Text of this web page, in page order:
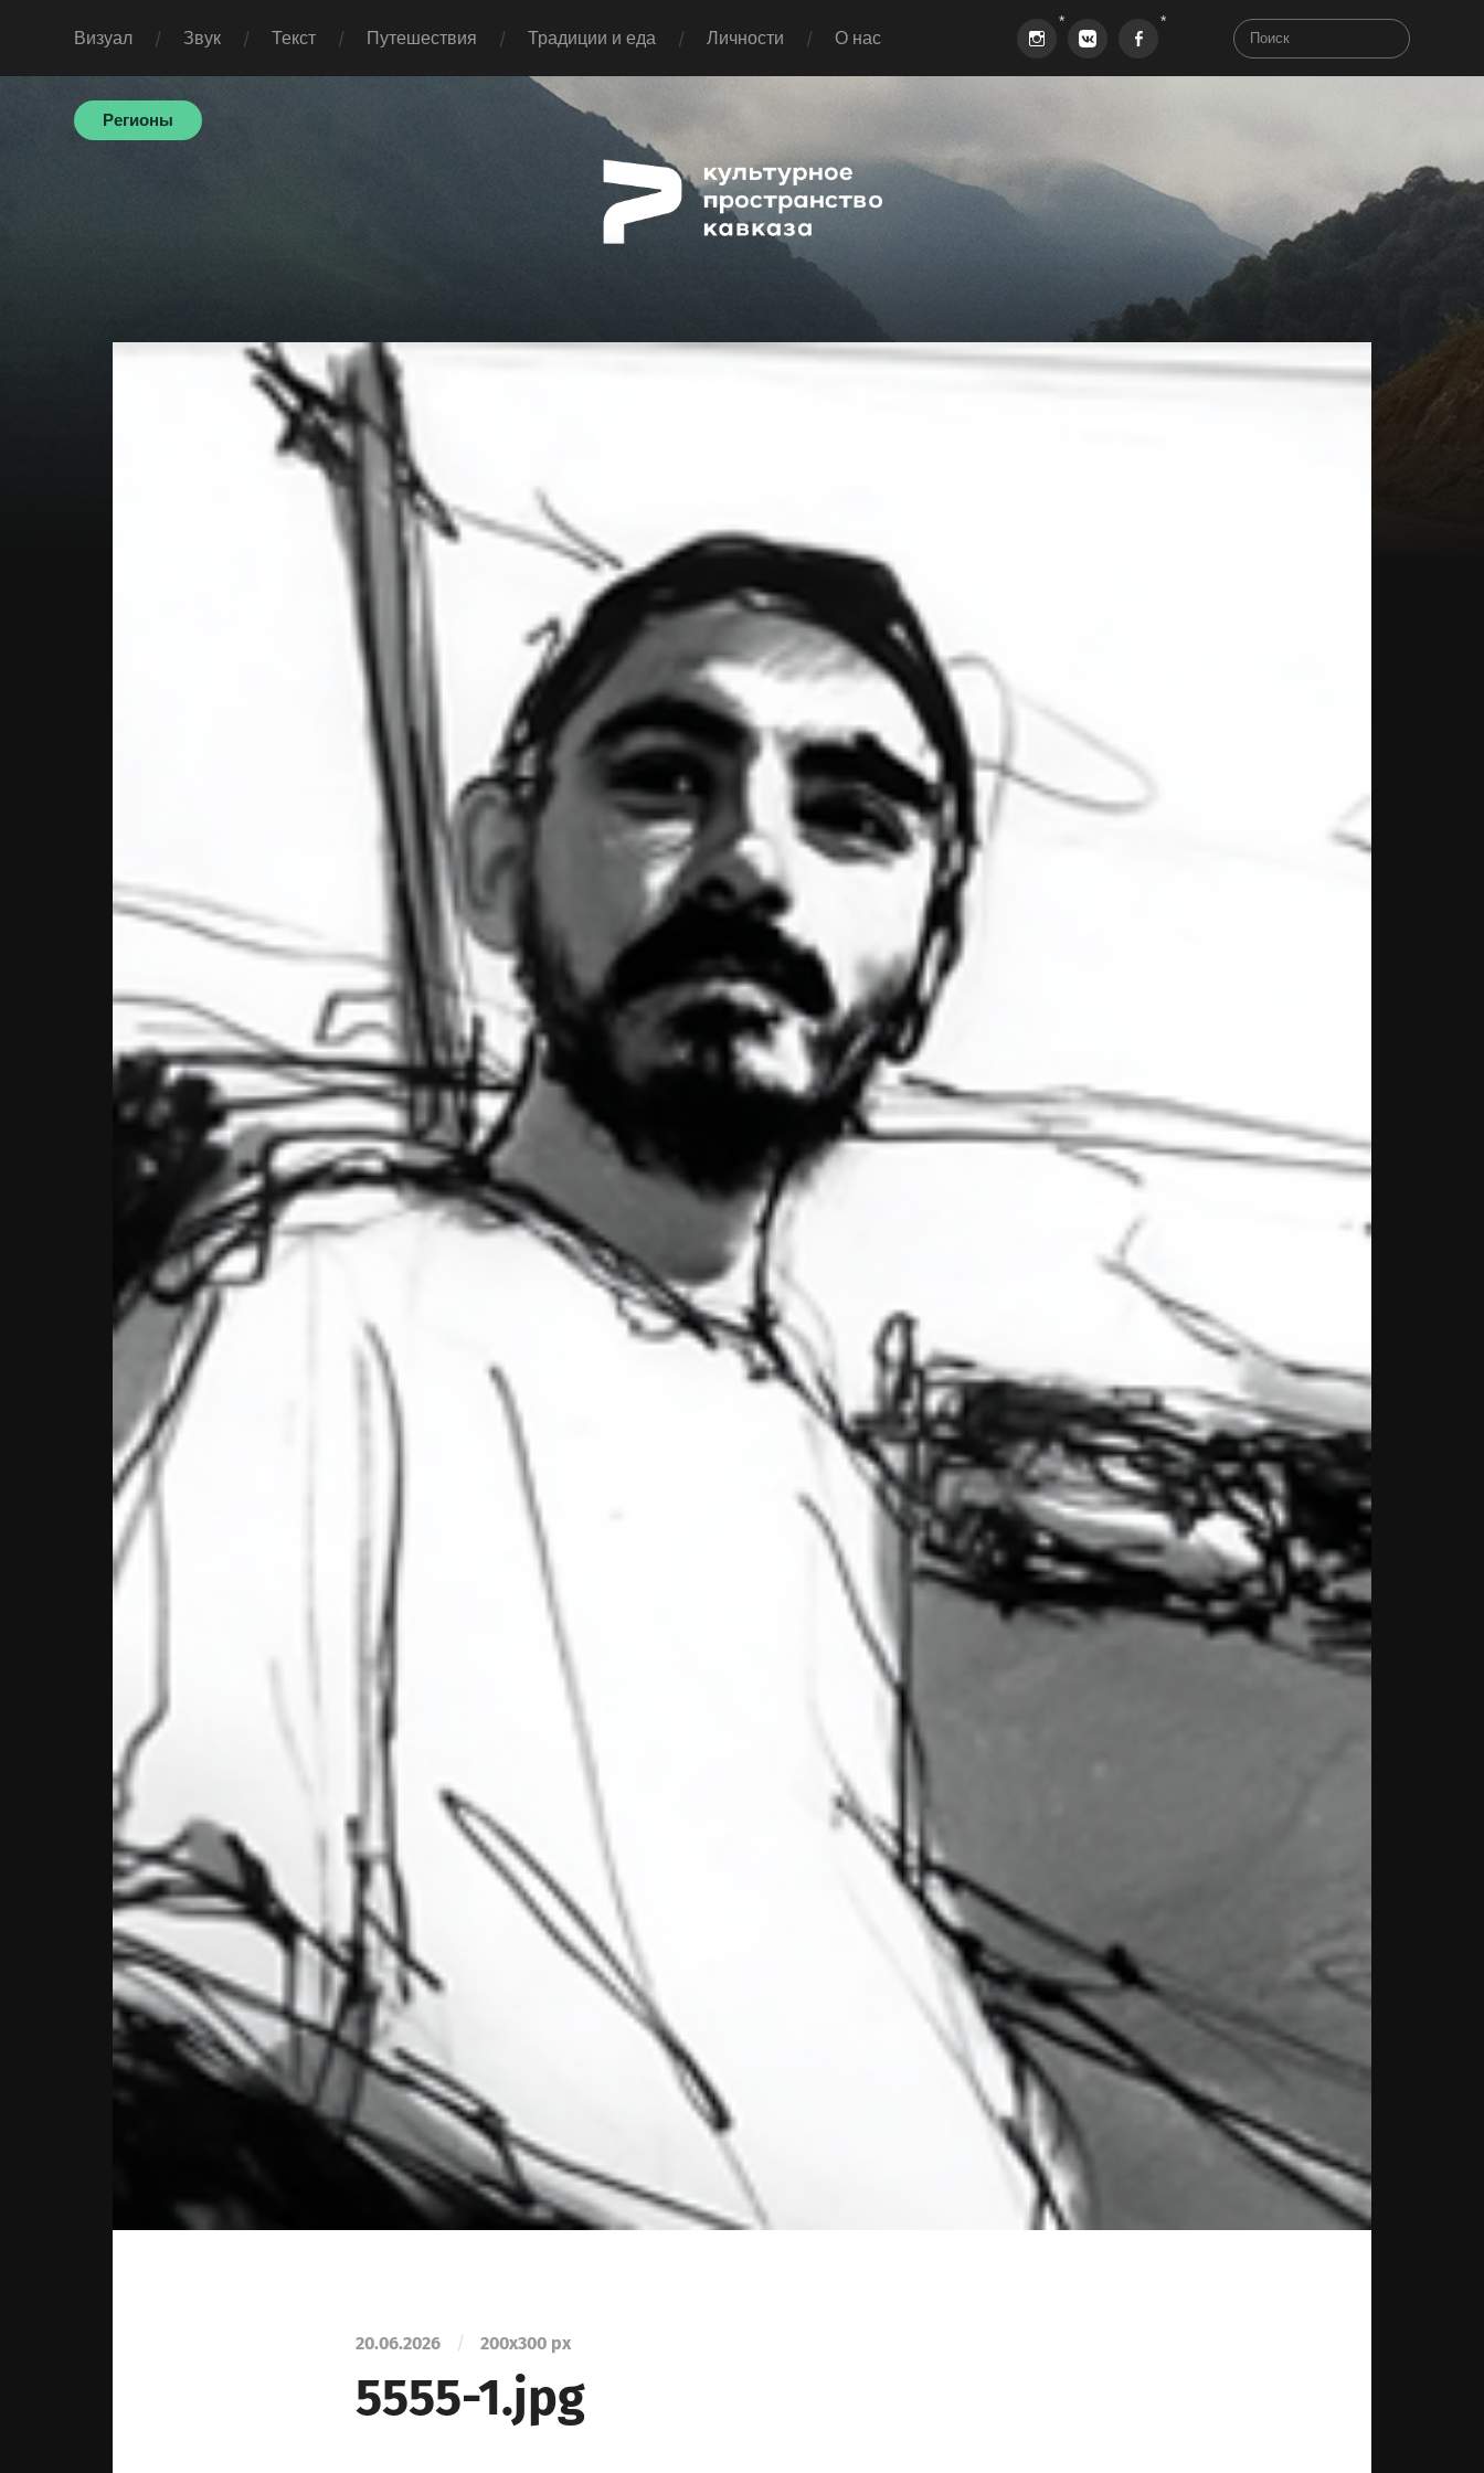
Визуал Звук Текст Путешествия
Регионы
Традиции и еда Личности О нас Instagram
VK Facebook
Papaha
20.06.2026 / 200x300 px
5555-1.jpg